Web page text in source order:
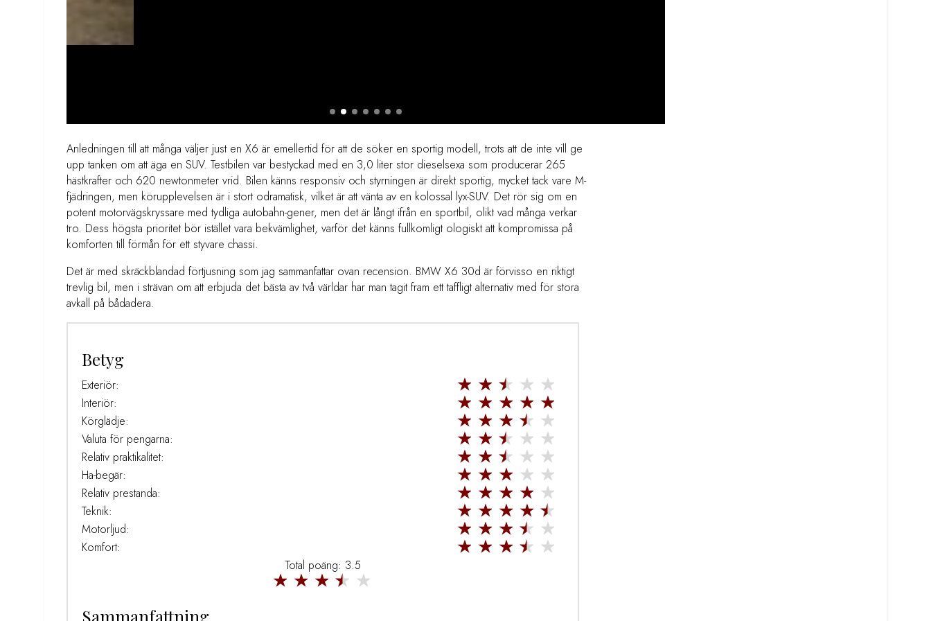
Anledningen till att många väljer just en X6 är emellertid för att de söker en sportig modell, trots att de inte vill ge
upp tanken om att äga en SUV. Testbilen var bestyckad med en 3,0 liter stor dieselsexa som producerar 265
hästkrafter och 620 newtonmeter vrid. Bilen känns responsiv och styrningen är direkt sportig, mycket tack vare M-
fjädringen, men körupplevelsen är i stort odramatisk, vilket är att vänta av en kolossal lyx-SUV. Det rör sig om en
potent motorvägskryssare med tydliga autobahn-gener, men det är långt ifrån en sportbil, olikt vad många verkar
tro. Dess högsta prioritet bör istället vara bekvämlighet, varför det känns fullkomligt ologiskt att kompromissa på
komforten till förmån för ett styvare chassi.
Det är med skräckblandad förtjusning som jag sammanfattar ovan recension. BMW X6 30d är förvisso en riktigt
trevlig bil, men i strävan om att erbjuda det bästa av två världar har man tagit fram ett taffligt alternativ med för stora
avkall på bådadera.
Betyg
Exteriör:
Interiör:
Körglädje:
Valuta för pengarna:
Relativ praktikalitet:
Ha-begär:
Relativ prestanda:
Teknik:
Motorljud:
Komfort:
Total poäng: 3.5
Sammanfattning